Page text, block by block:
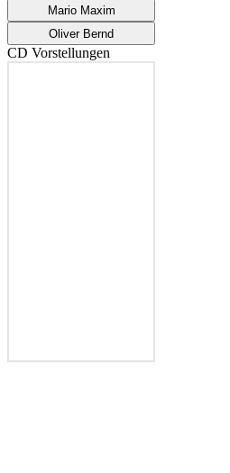
Mario Maxim
Oliver Bernd
CD Vorstellungen